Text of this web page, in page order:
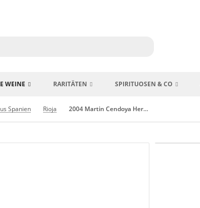
WEINE RARITÄTEN SPIRITUOSEN & CO
Spanien Rioja 2004 Martin Cendoya Heredad Ugarte Rioja Spanien